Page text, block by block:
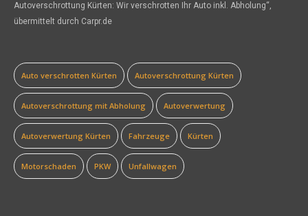
Autoverschrottung Kürten: Wir verschrotten Ihr Auto inkl. Abholung“,
übermittelt durch Carpr.de
Auto verschrotten Kürten Autoverschrottung Kürten
Autoverschrottung mit Abholung Autoverwertung
Autoverwertung Kürten Fahrzeuge Kürten
Motorschaden PKW Unfallwagen